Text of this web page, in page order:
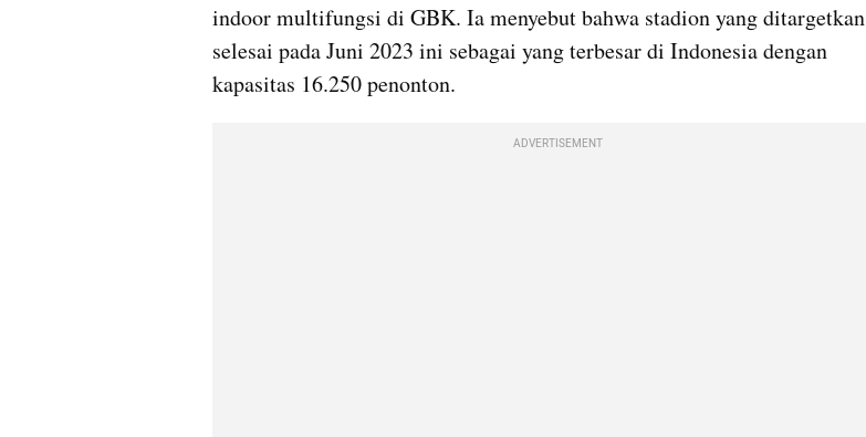
indoor multifungsi di GBK. Ia menyebut bahwa stadion yang ditargetkan
selesai pada Juni 2023 ini sebagai yang terbesar di Indonesia dengan
kapasitas 16.250 penonton.
ADVERTISEMENT